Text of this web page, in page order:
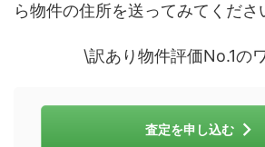
ら物件の住所を送ってみてくださ
\訳あり物件評価No.1の
査定を申し込む